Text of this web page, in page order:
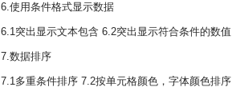
6.使用条件格式显示数据
6.1突出显示文本包含 6.2突出显示符合条件的数
7.数据排序
7.1多重条件排序 7.2按单元格颜色，字体颜色排